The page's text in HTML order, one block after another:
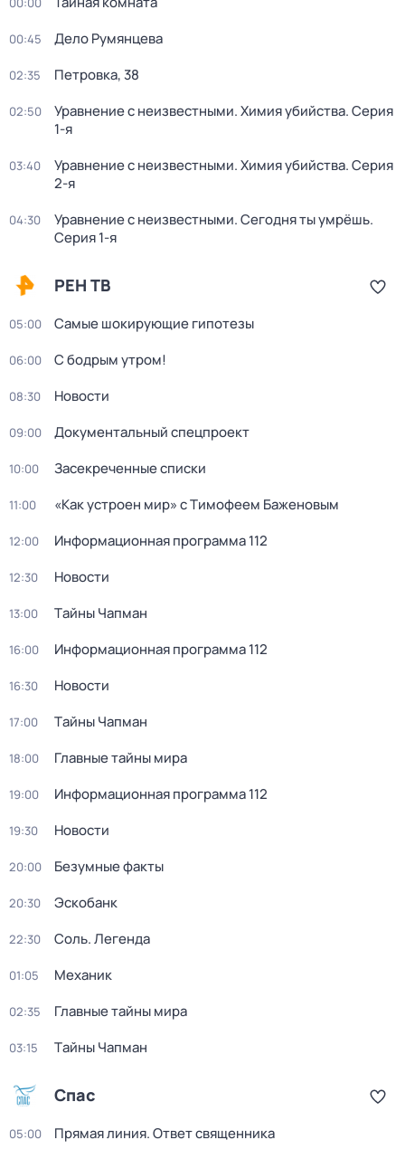
00:45 Дело Румянцева
02:35 Петровка, 38
02:50 Уравнение с неизвестными. Химия убийства. Серия
1-я
03:40 Уравнение с неизвестными. Химия убийства. Серия
2-я
04:30 Уравнение с неизвестными. Сегодня ты умрёшь.
Серия 1-я
РЕН ТВ
05:00 Самые шoкиpующие гипотезы
06:00 С бодрым утром!
08:30 Новости
09:00 Документальный спецпроект
10:00 Зaceкрeченные списки
11:00 «Как устроен мир» с Тимофеем Баженовым
12:00 Информационная программа 112
12:30 Новости
13:00 Тaйны Чапман
16:00 Информационная программа 112
16:30 Новости
17:00 Тaйны Чапман
18:00 Главные тайны мира
19:00 Информационная программа 112
19:30 Новости
20:00 Безумные факты
20:30 Эскобанк
22:30 Соль. Легенда
01:05 Механик
02:35 Главные тайны мира
03:15 Тaйны Чапман
Спас
05:00 Прямая линия. Ответ священника